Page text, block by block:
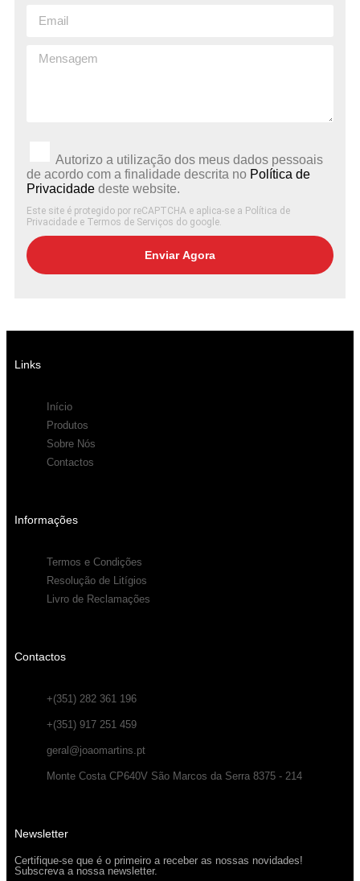
Autorizo ​​a utilização dos meus dados pessoais
de acordo com a finalidade descrita no Política de
Privacidade deste website.
Este site é protegido por reCAPTCHA e aplica-se a Política de
Privacidade e Termos de Serviços do google.
Enviar Agora
Links
Início
Produtos
Sobre Nós
Contactos
Informações
Termos e Condições
Resolução de Litígios
Livro de Reclamações
Contactos
+(351) 282 361 196
+(351) 917 251 459
geral@joaomartins.pt
Monte Costa CP640V São Marcos da Serra 8375 - 214
Newsletter
Certifique-se que é o primeiro a receber as nossas novidades!
Subscreva a nossa newsletter.